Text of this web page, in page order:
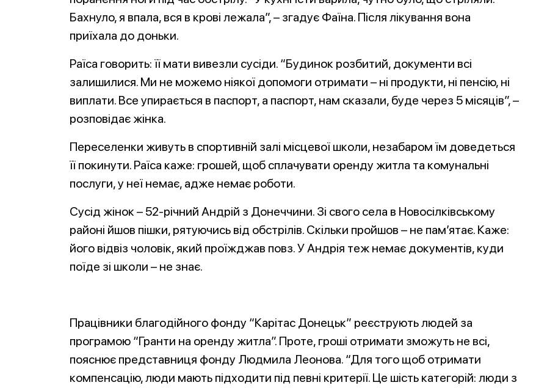
Бахнуло, я впала, вся в крові лежала”, – згадує Фаїна. Після лікування вона
приїхала до доньки.
Раїса говорить: її мати вивезли сусіди. “Будинок розбитий, документи всі
залишилися. Ми не можемо ніякої допомоги отримати – ні продукти, ні пенсію, ні
виплати. Все упирається в паспорт, а паспорт, нам сказали, буде через 5 місяців”, –
розповідає жінка.
Переселенки живуть в спортивній залі місцевої школи, незабаром їм доведеться
її покинути. Раїса каже: грошей, щоб сплачувати оренду житла та комунальні
послуги, у неї немає, адже немає роботи.
Сусід жінок – 52-річний Андрій з Донеччини. Зі свого села в Новосілківському
районі йшов пішки, рятуючись від обстрілів. Скільки пройшов – не пам’ятає. Каже:
його відвіз чоловік, який проїжджав повз. У Андрія теж немає документів, куди
поїде зі школи – не знає.
Працівники благодійного фонду “Карітас Донецьк” реєструють людей за
програмою “Гранти на оренду житла”. Проте, гроші отримати зможуть не всі,
пояснює представниця фонду Людмила Леонова. “Для того щоб отримати
компенсацію, люди мають підходити під певні критерії. Це шість категорій: люди з